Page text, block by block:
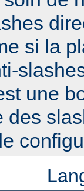
si la
une
des